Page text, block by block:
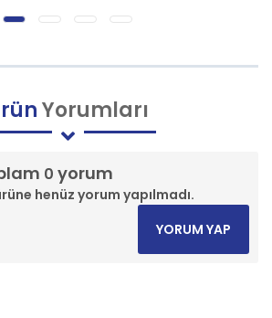
Yorumları
0 yorum
henüz yorum yapılmadı.
YORUM YAP